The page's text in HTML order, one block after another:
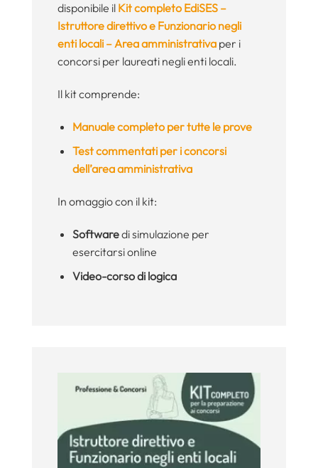
disponibile il Kit completo EdiSES –
Istruttore direttivo e Funzionario negli
enti locali – Area amministrativaper i
concorsi per laureati negli enti locali.
Il kit comprende:
Manuale completo per tutte le prove
Test commentati per i concorsi
dell’area amministrativa
In omaggio con il kit:
Softwaredi simulazione per
esercitarsi online
Video-corso di logica